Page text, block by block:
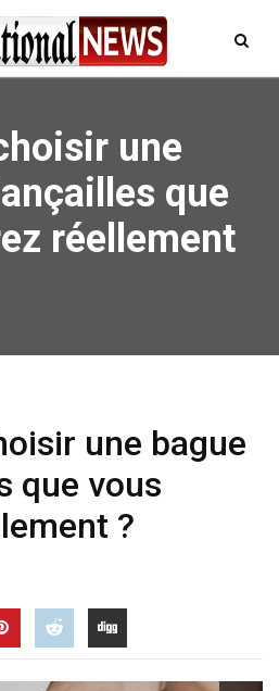
une
que
réellement
une bague
que vous
?